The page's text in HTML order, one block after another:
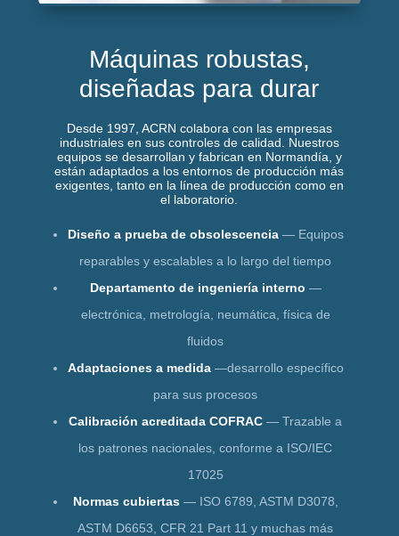
Máquinas robustas,
diseñadas para durar
Desde 1997, ACRN colabora con las empresas
industriales en sus controles de calidad. Nuestros
equipos se desarrollan y fabrican en Normandía, y
están adaptados a los entornos de producción más
exigentes, tanto en la línea de producción como en
el laboratorio.
Diseño a prueba de obsolescencia— Equipos
reparables y escalables a lo largo del tiempo
Departamento de ingeniería interno —
electrónica, metrología, neumática, física de
fluidos
Adaptaciones a medida—desarrollo específico
para sus procesos
Calibración acreditada COFRAC — Trazable a
los patrones nacionales, conforme a ISO/IEC
17025
Normas cubiertas— ISO 6789, ASTM D3078,
ASTM D6653, CFR 21 Part 11 y muchas más